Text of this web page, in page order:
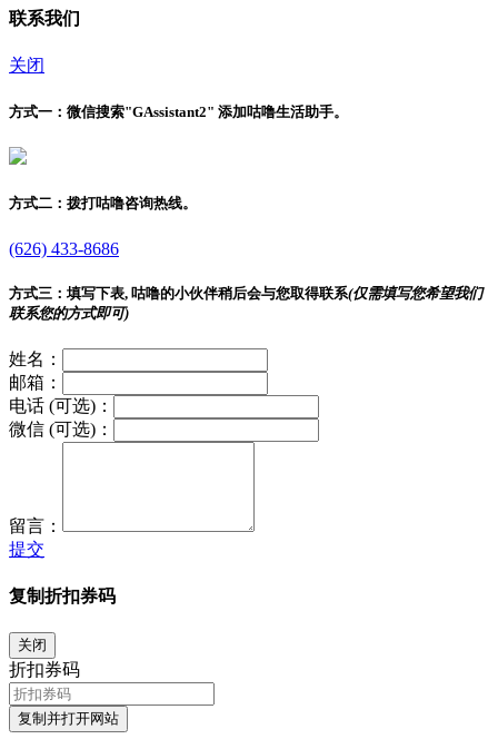
联系我们
关闭
方式一： 微信搜索"GAssistant2" 添加咕噜生活助手。
方式二： 拨打咕噜咨询热线。
(626) 433-8686
方式三： 填写下表, 咕噜的小伙伴稍后会与您取得联系(仅需填写您希望我们
联系您的方式即可)
姓名：
邮箱：
电话 (可选)：
微信 (可选)：
留言：
提交
复制折扣券码
关闭
折扣券码
复制并打开网站